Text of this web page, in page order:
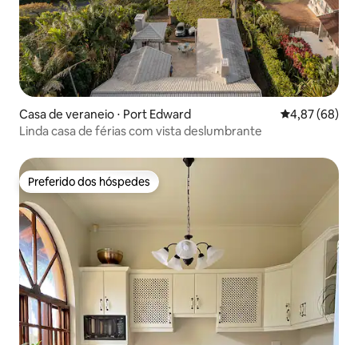
Casa de veraneio ⋅ Port Edward 4,87 de uma
4,87 (68)
Linda casa de férias com vista deslumbrante
Preferido dos hóspedes
Preferido dos hóspedes